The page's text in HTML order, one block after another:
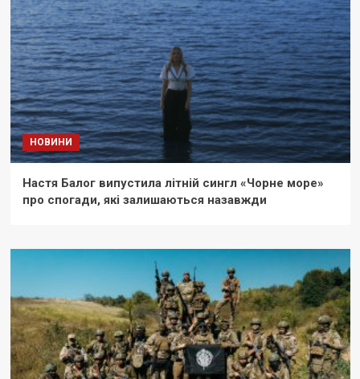
НОВИНИ
Настя Балог випустила літній сингл «Чорне море»
про спогади, які залишаються назавжди